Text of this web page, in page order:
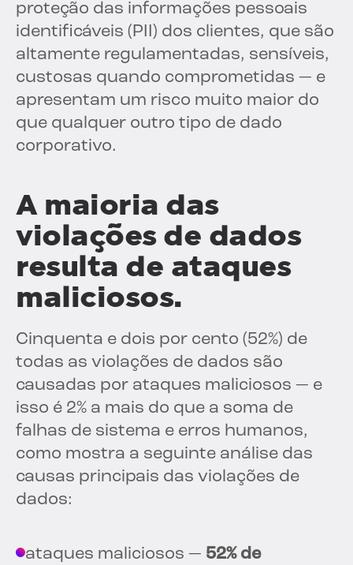
proteção das informações pessoais
identificáveis (PII) dos clientes, que são
altamente regulamentadas, sensíveis,
custosas quando comprometidas — e
apresentam um risco muito maior do
que qualquer outro tipo de dado
corporativo.
A maioria das
violações de dados
resulta de ataques
maliciosos.
Cinquenta e dois por cento (52%) de
todas as violações de dados são
causadas por ataques maliciosos — e
isso é 2% a mais do que a soma de
falhas de sistema e erros humanos,
como mostra a seguinte análise das
causas principais das violações de
dados:
ataques maliciosos — 52% de